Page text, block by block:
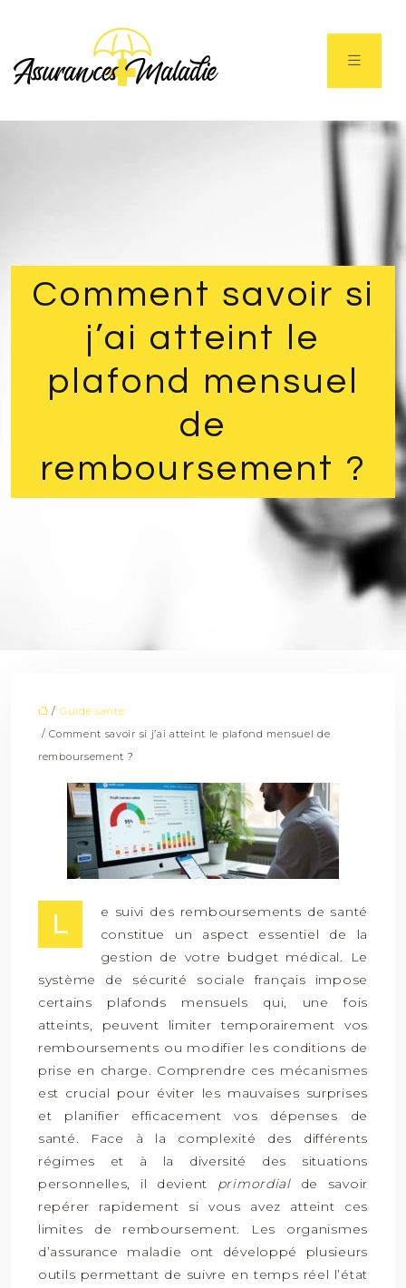
Comment savoir si
j’ai atteint le
plafond mensuel
de
remboursement ?
/ Guide santé
/ Comment savoir si j’ai atteint le plafond mensuel de
remboursement ?
L
e suivi des remboursements de santé
constitue un aspect essentiel de la
gestion de votre budget médical. Le
système de sécurité sociale français impose
certains plafonds mensuels qui, une fois
atteints, peuvent limiter temporairement vos
remboursements ou modifier les conditions de
prise en charge. Comprendre ces mécanismes
est crucial pour éviter les mauvaises surprises
et planifier efficacement vos dépenses de
santé. Face à la complexité des différents
régimes et à la diversité des situations
personnelles, il devient primordial de savoir
repérer rapidement si vous avez atteint ces
limites de remboursement. Les organismes
d’assurance maladie ont développé plusieurs
outils permettant de suivre en temps réel l’état